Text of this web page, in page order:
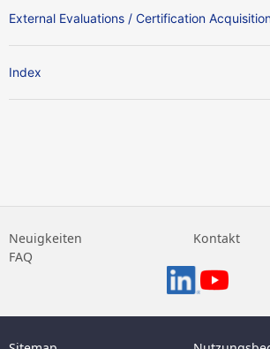
External Evaluations / Certification
Index
Neuigkeiten
Kontakt
FAQ